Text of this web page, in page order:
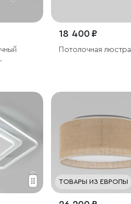
18 400 ₽
Потолочная люстра
ТОВАРЫ ИЗ ЕВРОПЫ